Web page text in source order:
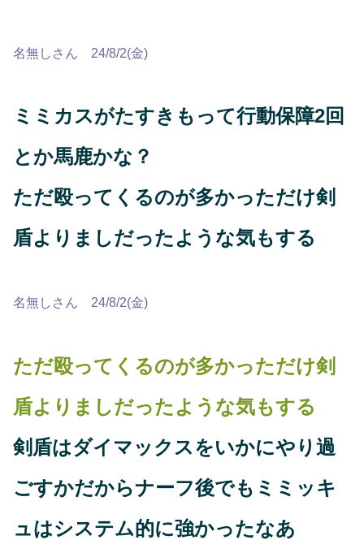
名無しさん 24/8/2(金)
ミミカスがたすきもって行動保障2回
とか馬鹿かな？
ただ殴ってくるのが多かっただけ剣
盾よりましだったような気もする
名無しさん 24/8/2(金)
ただ殴ってくるのが多かっただけ剣
盾よりましだったような気もする
剣盾はダイマックスをいかにやり過
ごすかだからナーフ後でもミミッキ
ュはシステム的に強かったなあ